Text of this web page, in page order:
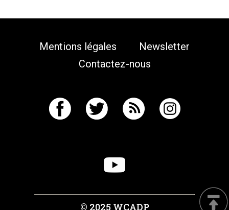
Mentions légales
Newsletter
Contactez-nous
© 2025 WCADP